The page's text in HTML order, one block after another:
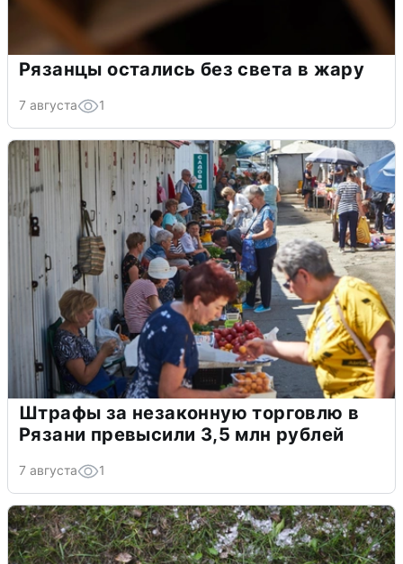
Рязанцы остались без света в жару
7 августа 1
Штрафы за незаконную торговлю в
Рязани превысили 3,5 млн рублей
7 августа 1